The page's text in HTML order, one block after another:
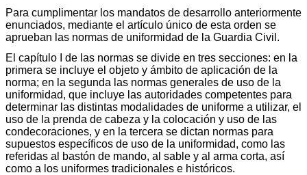
Para cumplimentar los mandatos de desarrollo anteriormente
enunciados, mediante el artículo único de esta orden se
aprueban las normas de uniformidad de la Guardia Civil.
El capítulo I de las normas se divide en tres secciones: en la
primera se incluye el objeto y ámbito de aplicación de la
norma; en la segunda las normas generales de uso de la
uniformidad, que incluye las autoridades competentes para
determinar las distintas modalidades de uniforme a utilizar, el
uso de la prenda de cabeza y la colocación y uso de las
condecoraciones, y en la tercera se dictan normas para
supuestos específicos de uso de la uniformidad, como las
referidas al bastón de mando, al sable y al arma corta, así
como a los uniformes tradicionales e históricos.